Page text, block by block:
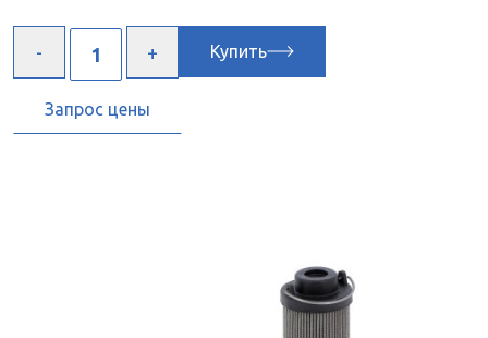
Купить
Запрос цены